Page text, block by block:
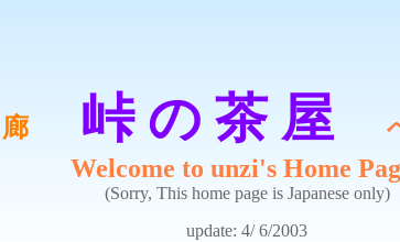
峠 の 茶 屋
Welcome to unzi's Home
(Sorry, This home page is Japanese only)
update: 4/ 6/2003